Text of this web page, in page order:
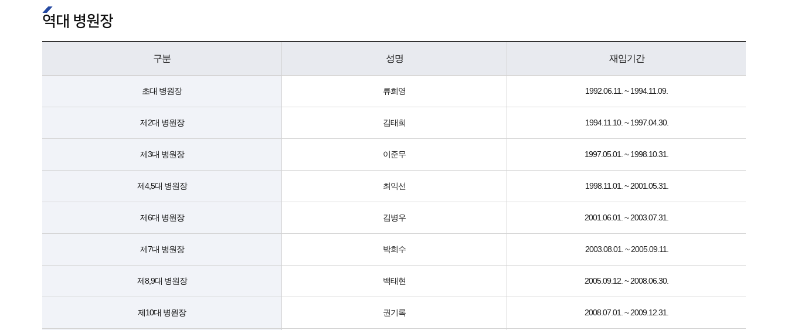
역대 병원장
구분 성명 재임기간
초대 병원장 류희영 1992.06.11. ~ 1994.11.09.
제2대 병원장 김태희 1994.11.10. ~ 1997.04.30.
제3대 병원장 이준무 1997.05.01. ~ 1998.10.31.
제4,5대 병원장 최익선 1998.11.01. ~ 2001.05.31.
제6대 병원장 김병우 2001.06.01. ~ 2003.07.31.
제7대 병원장 박희수 2003.08.01. ~ 2005.09.11.
제8,9대 병원장 백태현 2005.09.12. ~ 2008.06.30.
제10대 병원장 권기록 2008.07.01. ~ 2009.12.31.